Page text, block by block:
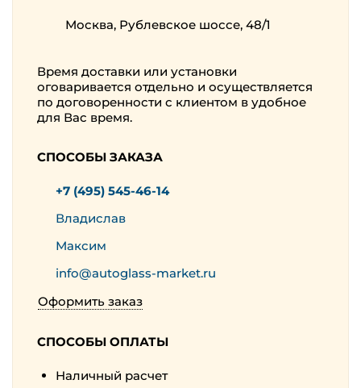
Москва, Рублевское шоссе, 48/1
Время доставки или установки
оговаривается отдельно и осуществляется
по договоренности с клиентом в удобное
для Вас время.
СПОСОБЫ ЗАКАЗА
+7 (495) 545-46-14
Владислав
Максим
info@autoglass-market.ru
Оформить заказ
СПОСОБЫ ОПЛАТЫ
Наличный расчет